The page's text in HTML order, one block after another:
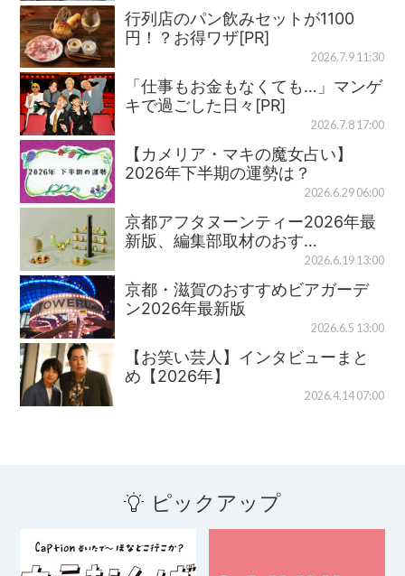
行列店のパン飲みセットが1100
円！？お得ワザ[PR]
2026.7.9 11:30
「仕事もお金もなくても…」マンゲ
キで過ごした日々[PR]
2026.7.8 17:00
【カメリア・マキの魔女占い】
2026年下半期の運勢は？
2026.6.29 06:00
京都アフタヌーンティー2026年最
新版、編集部取材のおす…
2026.6.19 13:00
京都・滋賀のおすすめビアガーデ
ン2026年最新版
2026.6.5 13:00
【お笑い芸人】インタビューまと
め【2026年】
2026.4.14 07:00
ピックアップ